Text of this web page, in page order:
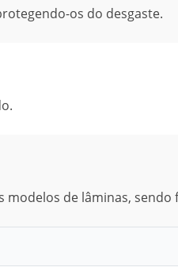
os do desgaste.
modelos de lâminas,